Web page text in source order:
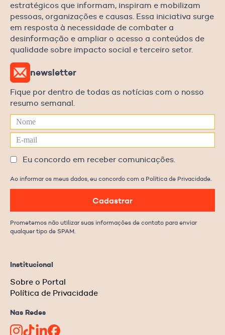
estratégicos que informam, inspiram e mobilizam
pessoas, organizações e causas. Essa iniciativa surge
em resposta à necessidade de combater a
desinformação e ampliar o acesso a conteúdos de
qualidade sobre impacto social e terceiro setor.
Institucional
Sobre o Portal
Política de Privacidade
Nas Redes
newsletter
Fique por dentro de todas as notícias com o nosso
resumo semanal.
Eu concordo em receber comunicações.
Ao informar os meus dados, eu concordo com a Política de Privacidade.
Cadastrar
Prometemos não utilizar suas informações de contato para enviar
qualquer tipo de SPAM.